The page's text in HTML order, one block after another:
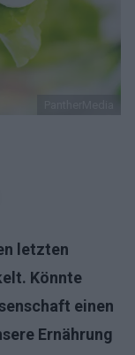
letzten
Könnte
einen
Ernährung